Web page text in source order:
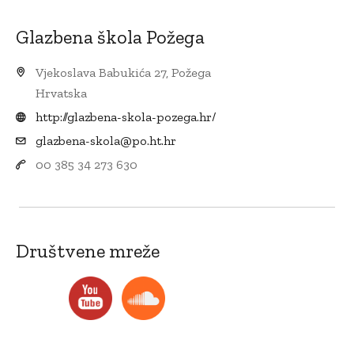
Glazbena škola Požega
Vjekoslava Babukića 27, Požega
Hrvatska
http://glazbena-skola-pozega.hr/
glazbena-skola@po.ht.hr
00 385 34 273 630
Društvene mreže